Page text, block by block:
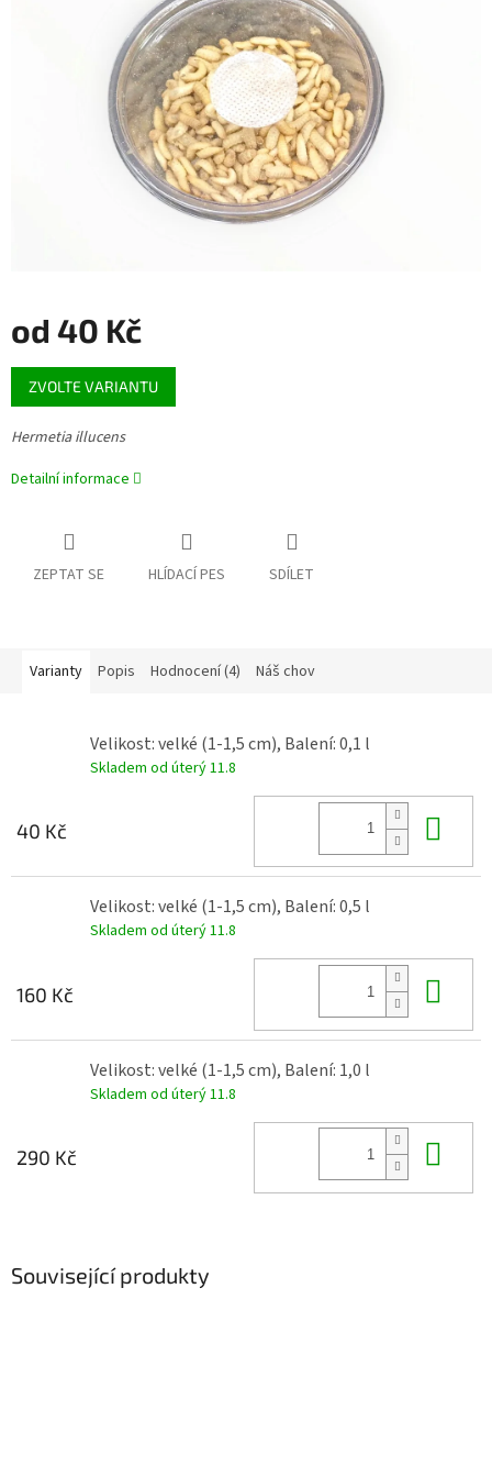
od 40 Kč
Měrná
cena:
ZVOLTE VARIANTU
Hermetia illucens
Detailní informace
ZEPTAT SE HLÍDACÍ PES SDÍLET
Související produkty
Varianty Popis Hodnocení (4) Náš chov
Velikost: velké (1-1,5 cm), Balení: 0,1 l
Skladem od úterý 11.8
40 Kč
Velikost: velké (1-1,5 cm), Balení: 0,5 l
Skladem od úterý 11.8
160 Kč
Velikost: velké (1-1,5 cm), Balení: 1,0 l
Skladem od úterý 11.8
290 Kč